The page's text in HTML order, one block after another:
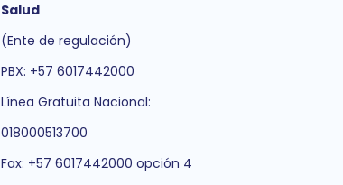
Salud
(Ente de regulación)
PBX: +57 6017442000
Línea Gratuita Nacional:
018000513700
Fax: +57 6017442000 opción 4